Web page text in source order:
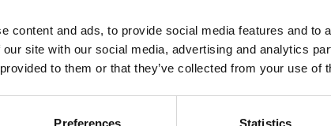
content and ads, to provide social media features and to
site with our social media, advertising and analytics
to them or that they’ve collected from your use of
Preferences Statistics
Tillbaka till Sverek